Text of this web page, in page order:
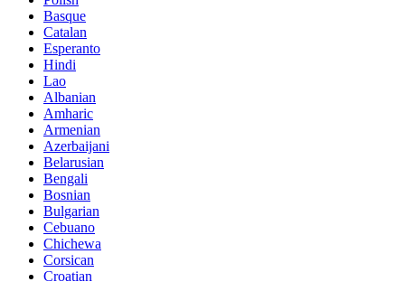
Basque
Catalan
Esperanto
Hindi
Lao
Albanian
Amharic
Armenian
Azerbaijani
Belarusian
Bengali
Bosnian
Bulgarian
Cebuano
Chichewa
Corsican
Croatian